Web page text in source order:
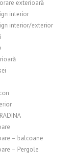
exterioară
interior
interior/exterior
– balcoane
– Pergole